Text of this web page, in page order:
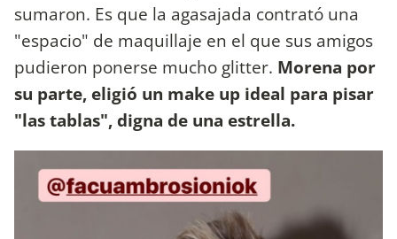
sumaron. Es que la agasajada contrató una
"espacio" de maquillaje en el que sus amigos
pudieron ponerse mucho glitter. Morena por
su parte, eligió un make up ideal para pisar
"las tablas", digna de una estrella.